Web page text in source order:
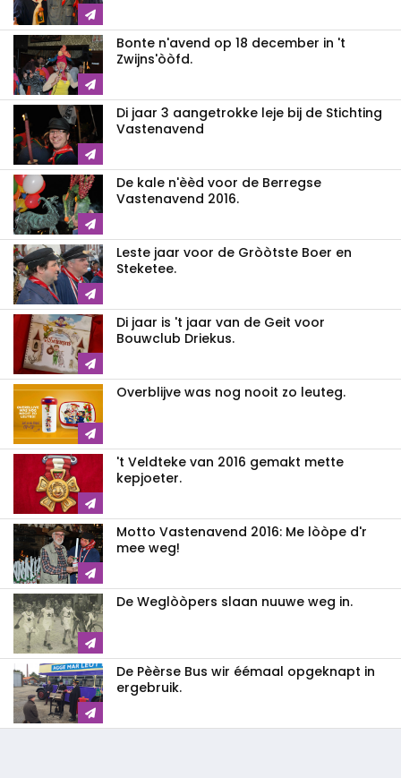
Bonte n'avend op 18 december in 't
Zwijns'òòfd.
Di jaar 3 aangetrokke leje bij de Stichting
Vastenavend
De kale n'èèd voor de Berregse
Vastenavend 2016.
Leste jaar voor de Gròòtste Boer en
Steketee.
Di jaar is 't jaar van de Geit voor
Bouwclub Driekus.
Overblijve was nog nooit zo leuteg.
't Veldteke van 2016 gemakt mette
kepjoeter.
Motto Vastenavend 2016: Me lòòpe d'r
mee weg!
De Weglòòpers slaan nuuwe weg in.
De Pèèrse Bus wir éémaal opgeknapt in
ergebruik.